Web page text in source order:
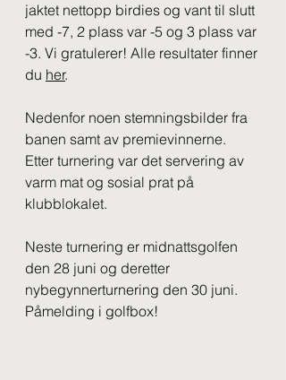
jaktet nettopp birdies og vant til slutt
med -7, 2 plass var -5 og 3 plass var
-3. Vi gratulerer! Alle resultater finner
du her.
Nedenfor noen stemningsbilder fra
banen samt av premievinnerne.
Etter turnering var det servering av
varm mat og sosial prat på
klubblokalet.
Neste turnering er midnattsgolfen
den 28 juni og deretter
nybegynnerturnering den 30 juni.
Påmelding i golfbox!